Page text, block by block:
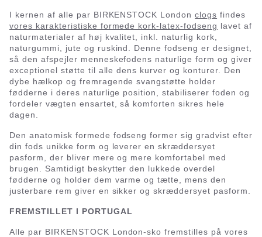
I kernen af alle par BIRKENSTOCK Londonclogs findes
vores karakteristiske formede kork-latex-fodseng lavet af
naturmaterialer af høj kvalitet, inkl. naturlig kork,
naturgummi, jute og ruskind. Denne fodseng er designet,
så den afspejler menneskefodens naturlige form og giver
exceptionel støtte til alle dens kurver og konturer. Den
dybe hælkop og fremragende svangstøtte holder
fødderne i deres naturlige position, stabiliserer foden og
fordeler vægten ensartet, så komforten sikres hele
dagen.
Den anatomisk formede fodseng former sig gradvist efter
din fods unikke form og leverer en skræddersyet
pasform, der bliver mere og mere komfortabel med
brugen. Samtidigt beskytter den lukkede overdel
fødderne og holder dem varme og tætte, mens den
justerbare rem giver en sikker og skræddersyet pasform.
FREMSTILLET I PORTUGAL
Alle par BIRKENSTOCK London-sko fremstilles på vores